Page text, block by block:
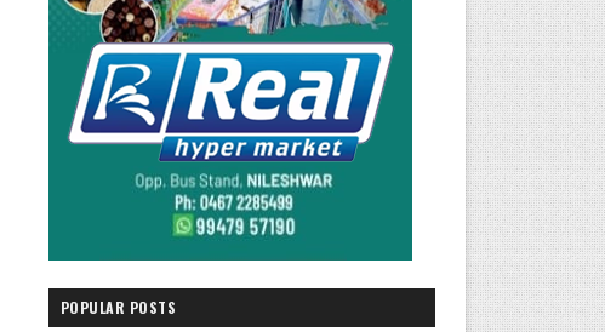
POPULAR POSTS